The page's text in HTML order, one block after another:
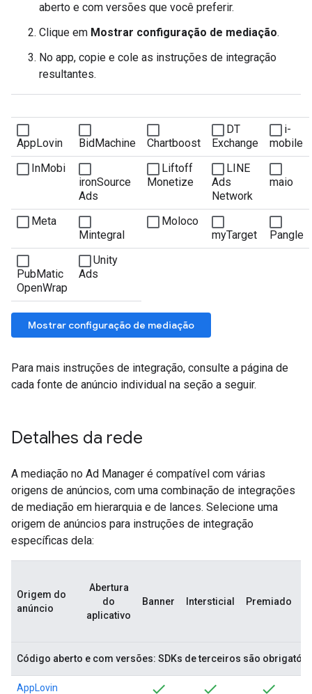
aberto e com versões que você preferir.
Clique em Mostrar configuração de mediação.
No app, copie e cole as instruções de integração
resultantes.
Para mais instruções de integração, consulte a página de
cada fonte de anúncio individual na seção a seguir.
Detalhes da rede
A mediação no Ad Manager é compatível com várias
origens de anúncios, com uma combinação de integrações
de mediação em hierarquia e de lances. Selecione uma
origem de anúncios para instruções de integração
específicas dela:
Origem do
anúncio
Abertura
do
aplicativo
Banner Intersticial Premiado
Código aberto e com versões: SDKs de terceiros são
AppLovin